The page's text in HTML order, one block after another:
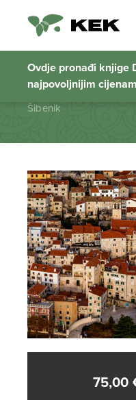
Ovdje pronađi knjige
najpovoljnijim
Šibenik
Početna stranica
Šibenik
75,00